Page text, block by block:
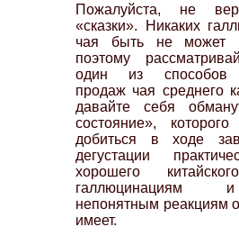
Пожалуйста, не
«сказки». Никаких
чая быть не может
поэтому
один из способов
продаж чая среднего
давайте себя
состояние»,
добиться в ходе
дегустации
хорошего
галлюцинациям
непонятным реакциям
имеет.